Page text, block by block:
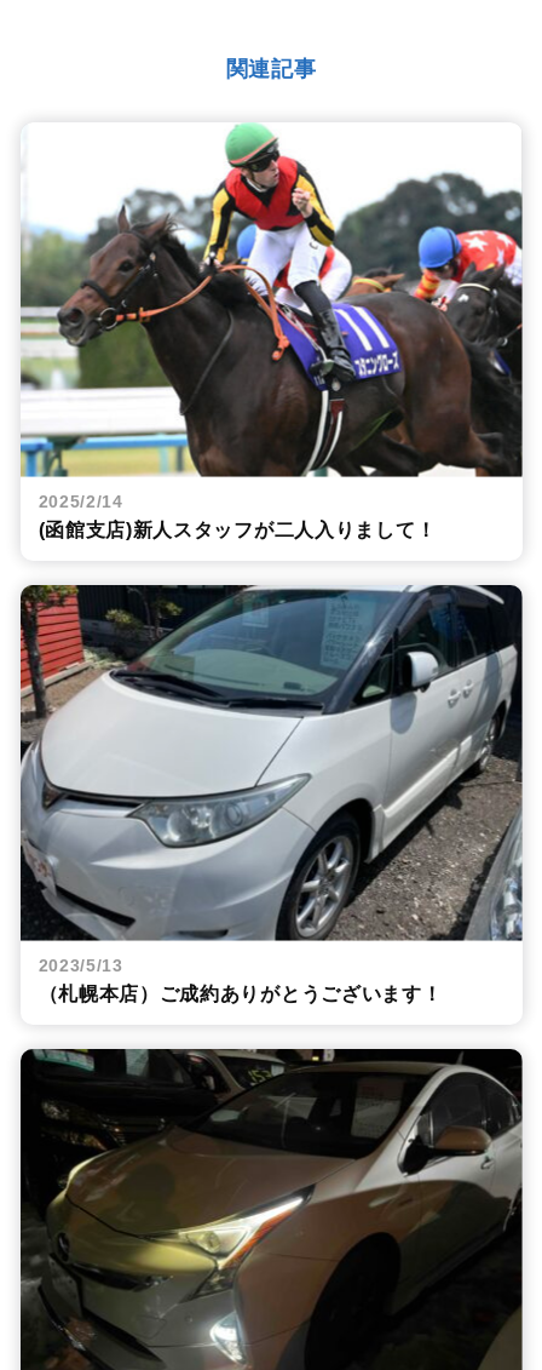
関連記事
2025/2/14
(函館支店)新人スタッフが二人入りまして！
2023/5/13
（札幌本店）ご成約ありがとうございます！